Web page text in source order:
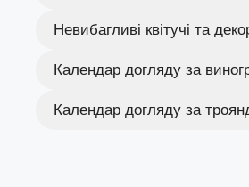
Невибагливі квітучі та
Календар догляду за
Календар догляду за